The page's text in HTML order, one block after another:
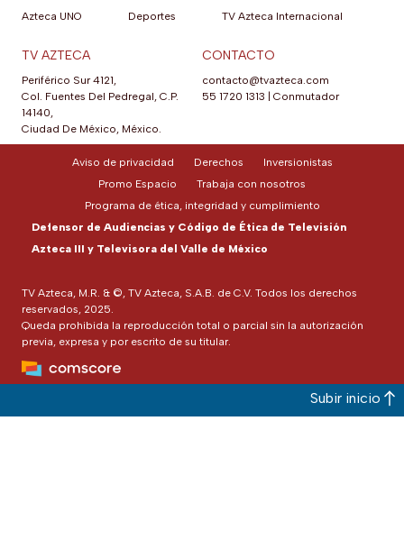
Azteca UNO
Deportes
TV Azteca Internacional
TV AZTECA
Periférico Sur 4121,
Col. Fuentes Del Pedregal, C.P.
14140,
Ciudad De México, México.
CONTACTO
contacto@tvazteca.com
55 1720 1313 | Conmutador
TV Azteca, M.R. & ©, TV Azteca, S.A.B. de C.V. Todos los derechos
reservados, 2025.
Queda prohibida la reproducción total o parcial sin la autorización
previa, expresa y por escrito de su titular.
Aviso de privacidad Derechos
Inversionistas
Promo Espacio
Trabaja con nosotros
Programa de ética, integridad y cumplimiento
Defensor de Audiencias y Código de Ética de Televisión
Azteca III y Televisora del Valle de México
Subir inicio